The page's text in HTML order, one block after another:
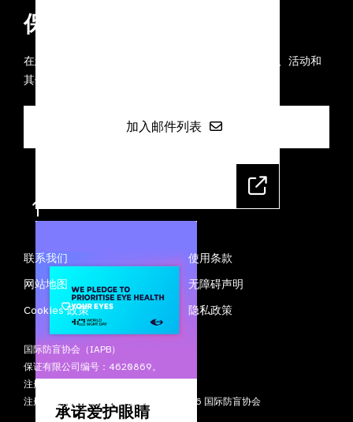
承诺爱护眼睛
保持联系
在您的收件箱中直接接收所有最新新闻、网络研讨会、活动和
其他信息。
加入邮件列表
联系我们
使用条款
网站地图
无障碍声明
Cookies 政策
隐私政策
国际防盲协会（IAPB）
保证有限公司编号：4620869。
注册慈善机构编号：1100559。
注册于英格兰及威尔士。版权所有 © 2026 国际防盲协会